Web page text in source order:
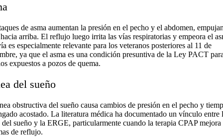
de asma aumentan la presión en el pecho y el abdomen,
arriba. El reflujo luego irrita las vías respiratorias y empeora el
es especialmente relevante para los veteranos posteriores al 11 de
ya que el asma es una condición presuntiva de la Ley PACT
expuestos a pozos de quema.
del sueño
obstructiva del sueño causa cambios de presión en el pecho y
acostado. La literatura médica ha documentado un vínculo entre
del sueño y la ERGE, particularmente cuando la terapia CPAP mejora
de reflujo.